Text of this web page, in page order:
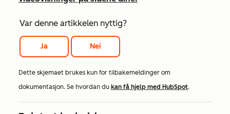
Var denne artikkelen nyttig?
Ja Nei
Dette skjemaet brukes kun for tilbakemeldinger om
dokumentasjon. Se hvordan du kan få hjelp med HubSpot.